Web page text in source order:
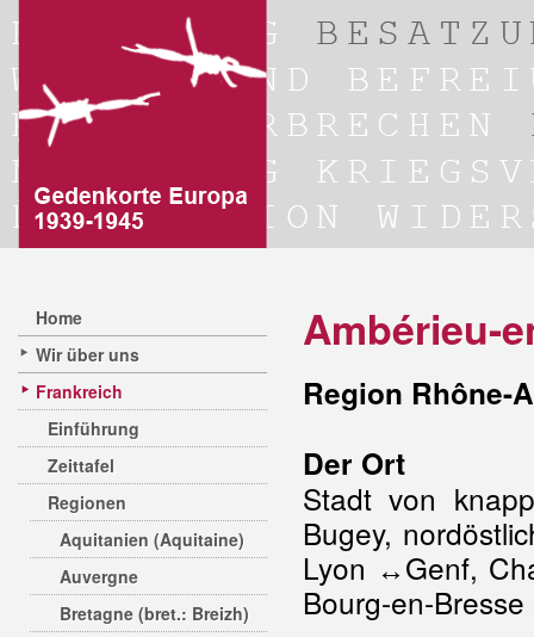
Home
Wir über uns
Frankreich
Einführung
Zeittafel
Regionen
Aquitanien (Aquitaine)
Auvergne
Bretagne (bret.: Breizh)
Ambérieu-
Region Rhône-
Der Ort
Stadt von
Bugey,
Lyon ↔Genf,
Bourg-en-